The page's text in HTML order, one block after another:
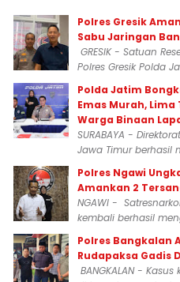
Polres Gresik
Sabu Jaringan
GRESIK - Satuan
Polres Gresik Polda
Polda Jatim
Emas Murah,
Warga Binaan
SURABAYA -
Jawa Timur berhasil
Polres Ngawi
Amankan 2
NGAWI -
kembali berhasil
Polres Bangkalan
Rudapaksa Gadis
BANGKALAN -